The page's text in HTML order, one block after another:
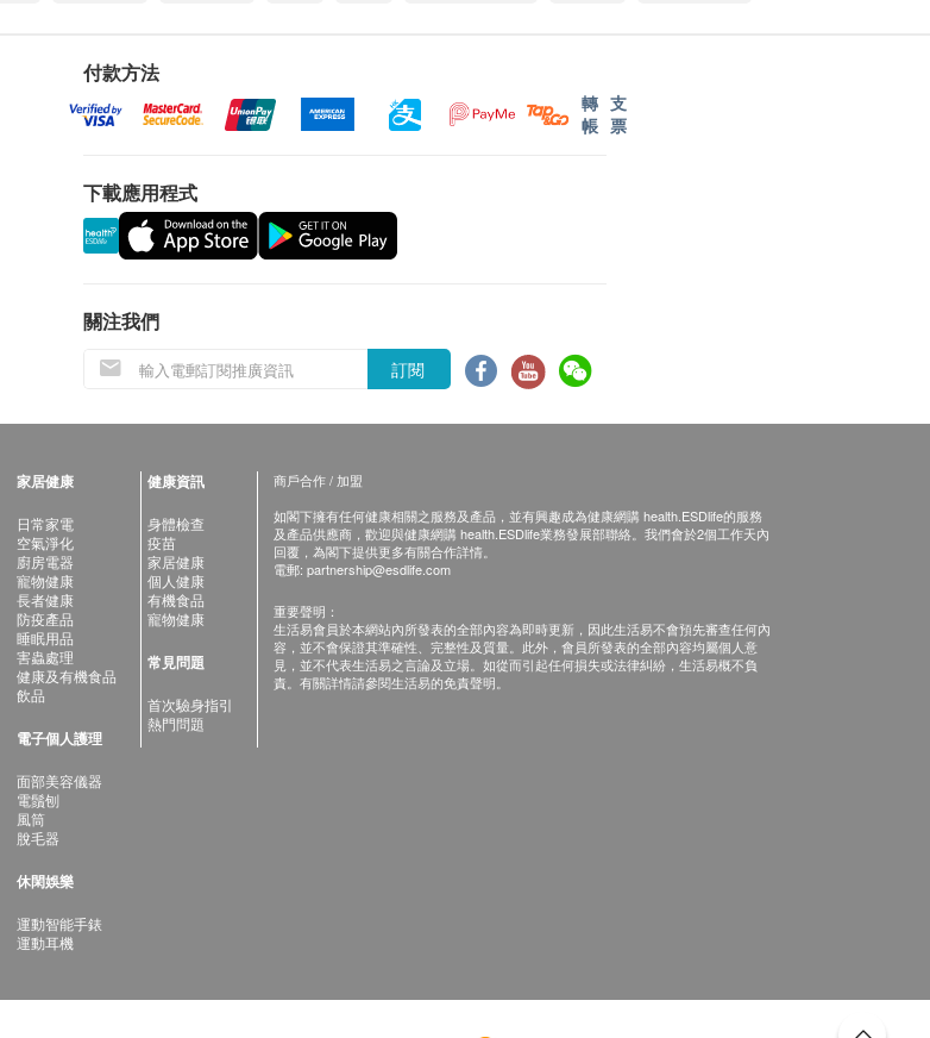
付款方法
轉
帳
支
票
下載應用程式
關注我們
訂閱
家居健康
日常家電
空氣淨化
廚房電器
寵物健康
長者健康
防疫產品
睡眠用品
害蟲處理
健康及有機食品
飲品
電子個人護理
面部美容儀器
電鬚刨
風筒
脫毛器
休閑娛樂
運動智能手錶
運動耳機
健康資訊
身體檢查
疫苗
家居健康
個人健康
有機食品
寵物健康
常見問題
首次驗身指引
熱門問題
商戶合作 / 加盟
如閣下擁有任何健康相關之服務及產品，並有興趣成為健康網購 health.ESDlife的服務
及產品供應商，歡迎與健康網購 health.ESDlife業務發展部聯絡。我們會於2個工作天內
回覆，為閣下提供更多有關合作詳情。
電郵: partnership@esdlife.com
重要聲明：
生活易會員於本網站內所發表的全部內容為即時更新，因此生活易不會預先審查任何內
容，並不會保證其準確性、完整性及質量。此外，會員所發表的全部內容均屬個人意
見，並不代表生活易之言論及立場。如從而引起任何損失或法律糾紛，生活易概不負
責。有關詳情請參閱生活易的免責聲明。